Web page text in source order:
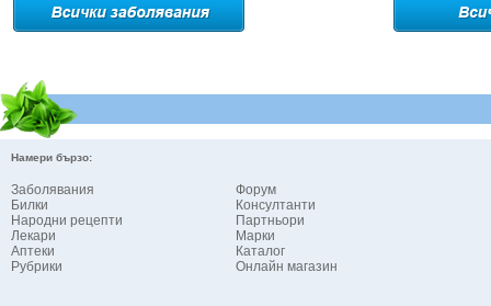
Намери бързо:
Заболявания
Билки
Народни рецепти
Лекари
Аптеки
Рубрики
Форум
Консултанти
Партньори
Марки
Каталог
Онлайн магазин